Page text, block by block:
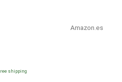
Amazon.es
shipping